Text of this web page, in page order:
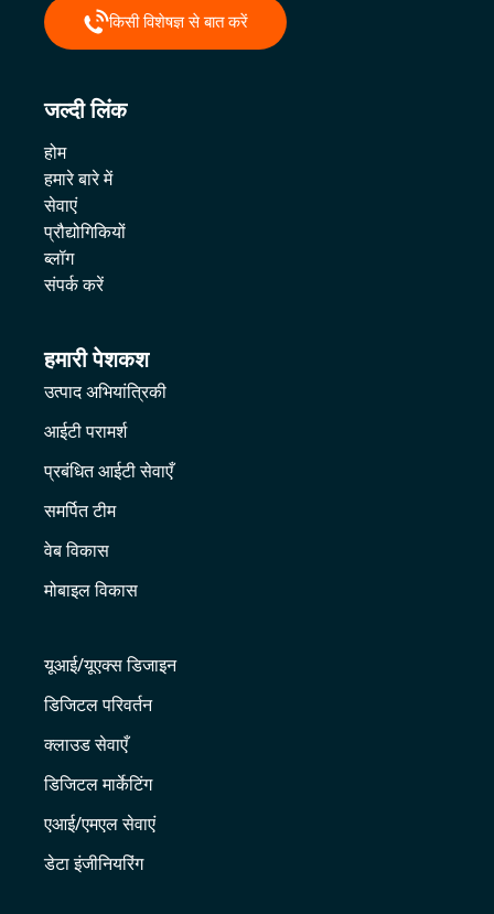
किसी विशेषज्ञ से बात करें
जल्दी लिंक
होम
हमारे बारे में
सेवाएं
प्रौद्योगिकियों
ब्लॉग
संपर्क करें
हमारी पेशकश
उत्पाद अभियांत्रिकी
आईटी परामर्श
प्रबंधित आईटी सेवाएँ
समर्पित टीम
वेब विकास
मोबाइल विकास
यूआई/यूएक्स डिजाइन
डिजिटल परिवर्तन
क्लाउड सेवाएँ
डिजिटल मार्केटिंग
एआई/एमएल सेवाएं
डेटा इंजीनियरिंग